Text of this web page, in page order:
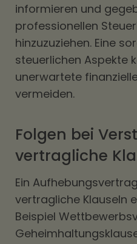
informieren und
professionellen
hinzuzuziehen. Eine
steuerlichen Aspekte
unerwartete
vermeiden.
Folgen bei
vertragliche
Ein
vertragliche Klauseln
Beispiel